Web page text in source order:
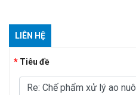
LIÊN HỆ
Tiêu đề